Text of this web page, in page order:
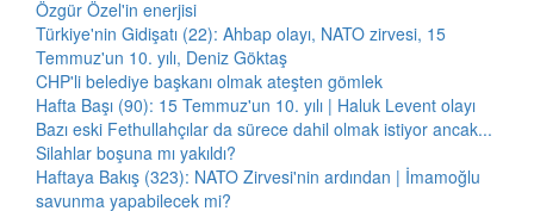
Özgür Özel'in enerjisi
Türkiye'nin Gidişatı (22): Ahbap olayı, NATO zirvesi, 15
Temmuz'un 10. yılı, Deniz Göktaş
CHP'li belediye başkanı olmak ateşten gömlek
Hafta Başı (90): 15 Temmuz'un 10. yılı | Haluk Levent olayı
Bazı eski Fethullahçılar da sürece dahil olmak istiyor ancak...
Silahlar boşuna mı yakıldı?
Haftaya Bakış (323): NATO Zirvesi'nin ardından | İmamoğlu
savunma yapabilecek mi?